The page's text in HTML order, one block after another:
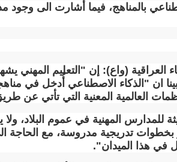
بالمناهج، فيما أشارت الى
العراقية (واع): إن "التعليم
ان "الذكاء الاصطناعي أُدخل في
العالمية المعنية التي تأتي عن
للمدارس المهنية في عموم البلاد، ولا
بخطوات تدريجية مدروسة، مع الحاجة
في هذا الميدان".